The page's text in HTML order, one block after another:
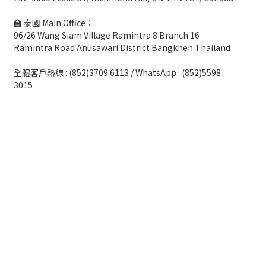
🏫 泰國 Main Office：
96/26 Wang Siam Village Ramintra 8 Branch 16
Ramintra Road Anusawari District Bangkhen Thailand
全體客戶熱線 : (852)3709 6113 / WhatsApp : (852)5598
3015